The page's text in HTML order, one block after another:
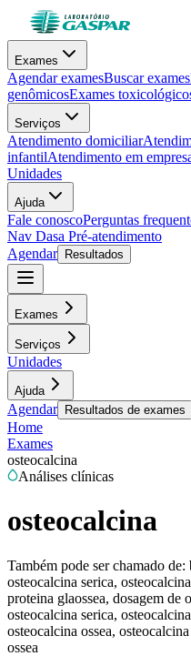
Exames
Agendar examesBuscar exames
genômicosExames
Serviços
Atendimento domiciliar
infantilAtendimento em
Unidades
Ajuda
Fale conoscoPerguntas
Nav Dasa Pré-atendimento
Agendar
Resultados
Exames
Serviços
Unidades
Ajuda
Agendar Resultados de exames
Home
Exames
osteocalcina
Análises clínicas
osteocalcina
Também pode ser chamado de:
osteocalcina serica,
proteina glaossea, dosagem de
osteocalcina serica,
osteocalcina ossea,
ossea